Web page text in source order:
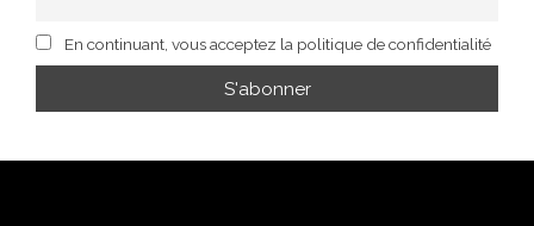
En continuant, vous acceptez la politique de confidentialité